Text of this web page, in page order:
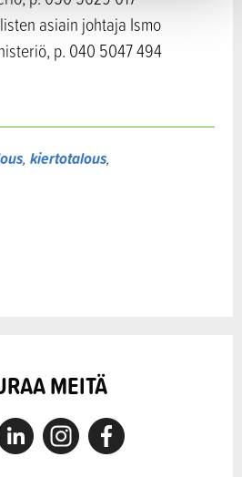
asiain johtaja Ismo
p. 040 5047 494
, kiertotalous,
MEITÄ
LinkedinInstagramFacebook